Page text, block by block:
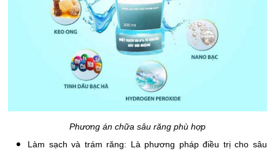
Phương án chữa sâu răng phù hợp
Làm sạch và trám răng: Là phương pháp điều trị cho sâu